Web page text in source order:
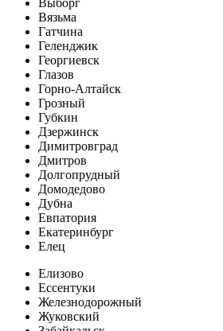
Вязьма
Гатчина
Геленджик
Георгиевск
Глазов
Горно-Алтайск
Грозный
Губкин
Дзержинск
Димитровград
Дмитров
Долгопрудный
Домодедово
Дубна
Евпатория
Екатеринбург
Елец
Елизово
Ессентуки
Железнодорожный
Жуковский